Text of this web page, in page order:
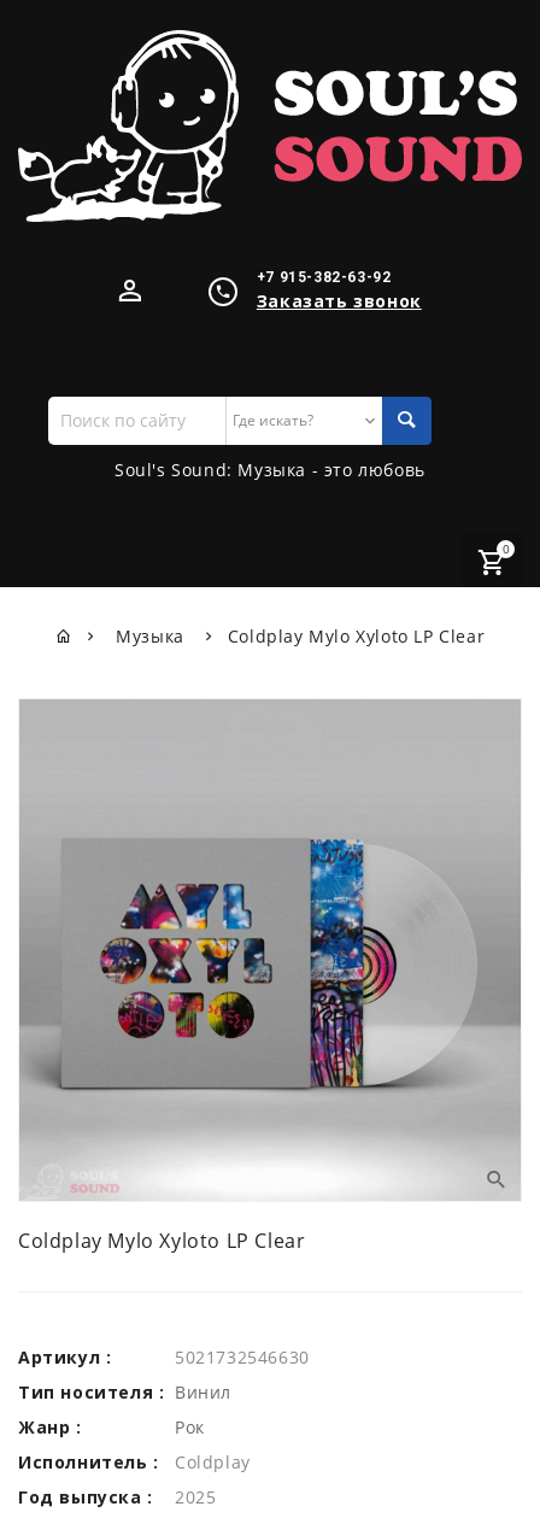
+7 915-382-63-92
Заказать звонок
Поиск
по
сайту
Soul's Sound: Музыка - это любовь
0
Музыка Coldplay Mylo Xyloto LP Clear
Coldplay Mylo Xyloto LP Clear
Артикул :
5021732546630
Тип носителя : Винил
Жанр :
Рок
Исполнитель :
Coldplay
Год выпуска :
2025